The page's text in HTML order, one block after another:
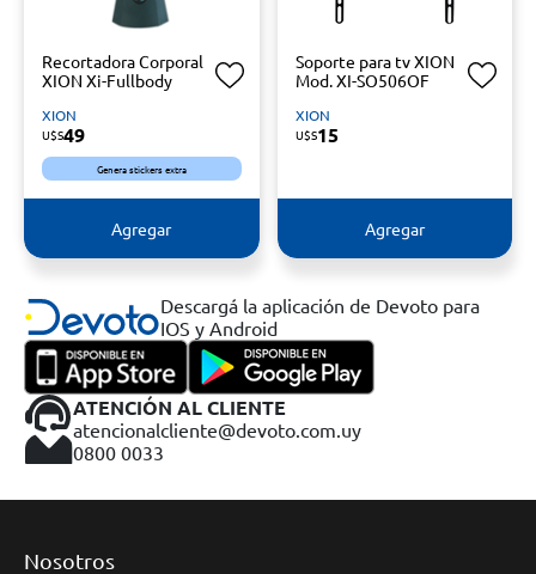
Recortadora Corporal
XION Xi-Fullbody
XION
U$S49
Genera stickers extra
Agregar
Soporte para tv XION
Mod. XI-SO506OF
XION
U$S15
Agregar
Descargá la aplicación de Devoto para
IOS y Android
ATENCIÓN AL CLIENTE
atencionalcliente@devoto.com.uy
0800 0033
Nosotros